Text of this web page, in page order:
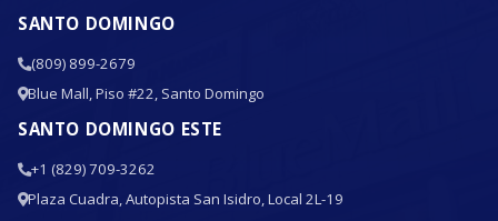
SANTO DOMINGO
(809) 899-2679
Blue Mall, Piso #22, Santo Domingo
SANTO DOMINGO ESTE
+1 (829) 709-3262
Plaza Cuadra, Autopista San Isidro, Local 2L-19